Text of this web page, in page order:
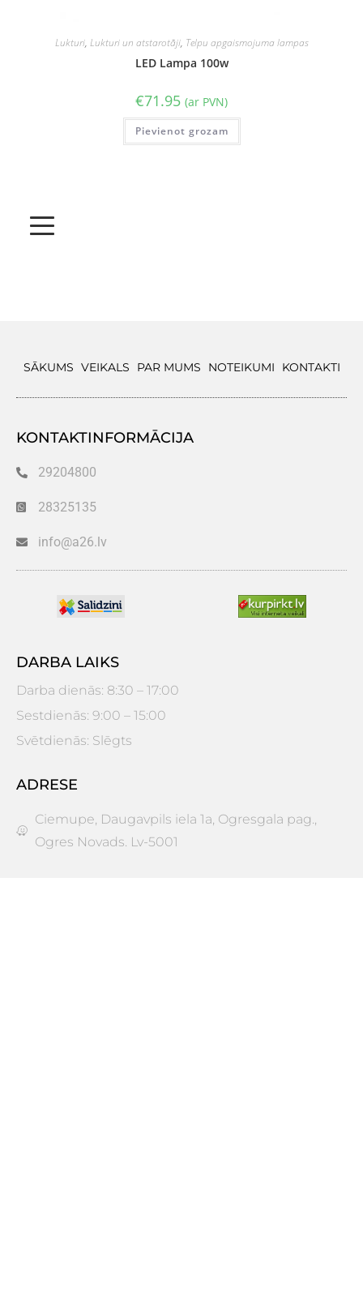
Lukturi, Lukturi un atstarotāji, Telpu apgaismojuma lampas
LED Lampa 100w
€71.95 (ar PVN)
Pievienot grozam
SĀKUMS VEIKALS PAR MUMS NOTEIKUMI KONTAKTI
KONTAKTINFORMĀCIJA
29204800
28325135
info@a26.lv
DARBA LAIKS
Darba dienās: 8:30 – 17:00
Sestdienās: 9:00 – 15:00
Svētdienās: Slēgts
ADRESE
Ciemupe, Daugavpils iela 1a, Ogresgala pag.,
Ogres Novads. Lv-5001